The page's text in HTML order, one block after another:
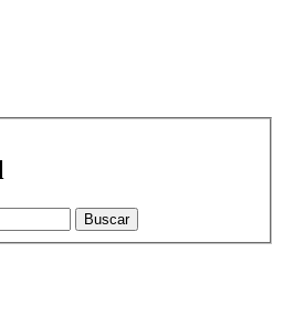
Buscar